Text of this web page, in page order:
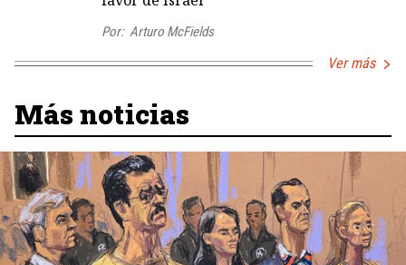
Por: Arturo McFields
Ver más
Más noticias